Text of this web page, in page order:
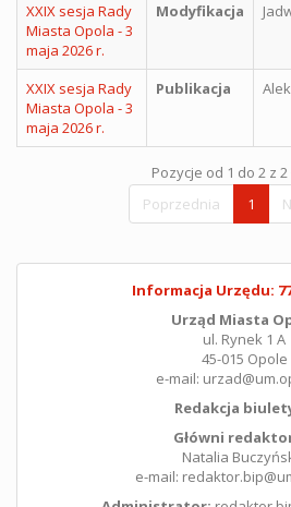
XXIX sesja Rady
Miasta Opola - 3
maja 2026 r.
Modyfikacja
XXIX sesja Rady
Miasta Opola - 3
maja 2026 r.
Publikacja
Pozycje od 1 do 2 z 2
Poprzednia
1
Informacja Urzędu: 77
Urząd Miasta
ul. Rynek 1 A
45-015 Opole
e-mail:
Redakcja
Główni
Natalia
e-mail: